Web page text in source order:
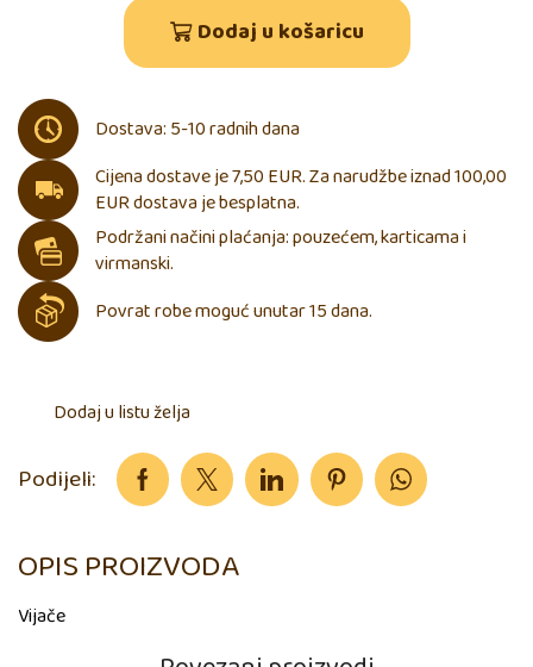
Dodaj u košaricu
Dostava: 5-10 radnih dana
Cijena dostave je 7,50 EUR. Za narudžbe iznad 100,00
EUR dostava je besplatna.
Podržani načini plaćanja: pouzećem, karticama i
virmanski.
Povrat robe moguć unutar 15 dana.
Dodaj u listu želja
Podijeli:
OPIS PROIZVODA
Vijače